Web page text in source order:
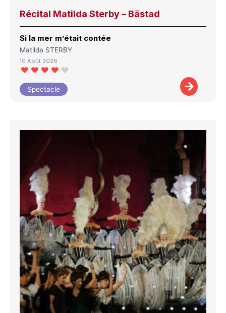
Récital Matilda Sterby – Bästad
Si la mer m’était contée
Matilda STERBY
10 Août 2026
Spectacle